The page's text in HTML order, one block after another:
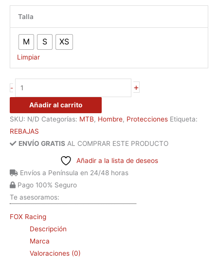
Talla
M S XS
Limpiar
- +
Añadir al carrito
SKU: N/D Categorías: MTB, Hombre, Protecciones Etiqueta:
REBAJAS
ENVÍO GRATIS AL COMPRAR ESTE PRODUCTO
Añadir a la lista de deseos
Envíos a Península en 24/48 horas
Pago 100% Seguro
Te asesoramos:
FOX Racing
Descripción
Marca
Valoraciones (0)